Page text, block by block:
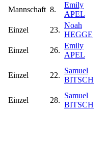
Mannschaft 8.
Emily
APEL
Einzel 23.
Noah
HEGGE
Einzel 26.
Emily
APEL
Einzel 22.
Samuel
BITSCH
Einzel 28.
Samuel
BITSCH